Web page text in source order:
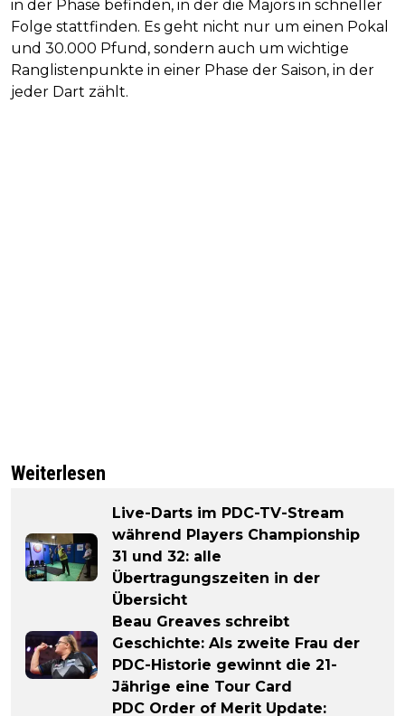
in der Phase befinden, in der die Majors in schneller
Folge stattfinden. Es geht nicht nur um einen Pokal
und 30.000 Pfund, sondern auch um wichtige
Ranglistenpunkte in einer Phase der Saison, in der
jeder Dart zählt.
Weiterlesen
Live-Darts im PDC-TV-Stream
während Players Championship
31 und 32: alle
Übertragungszeiten in der
Übersicht
Beau Greaves schreibt
Geschichte: Als zweite Frau der
PDC-Historie gewinnt die 21-
Jährige eine Tour Card
PDC Order of Merit Update: